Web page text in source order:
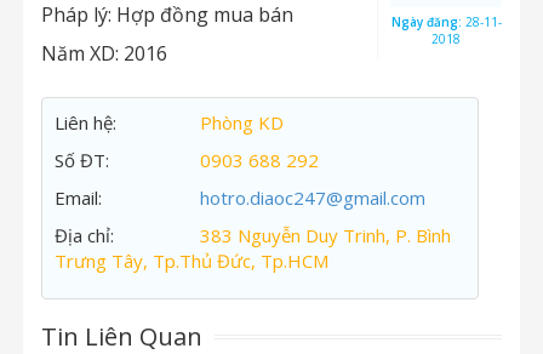
Pháp lý: Hợp đồng mua bán
Năm XD: 2016
Ngày đăng: 28-11-
2018
Liên hệ:
Phòng KD
Số ĐT:
0903 688 292
Email:
hotro.diaoc247@gmail.com
Địa chỉ:
383 Nguyễn Duy Trinh, P. Bình
Trưng Tây, Tp.Thủ Đức, Tp.HCM
Tin Liên Quan